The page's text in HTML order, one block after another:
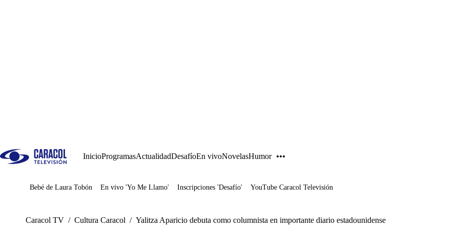
InicioProgramasActualidadDesafíoEn vivoNovelasHumor
Juegos
Bebé de Laura Tobón En vivo 'Yo Me Llamo' Inscripciones 'Desafío' YouTube Caracol Televisión
Caracol TV / Cultura Caracol / Yalitza Aparicio debuta como columnista en importante diario estadounidense